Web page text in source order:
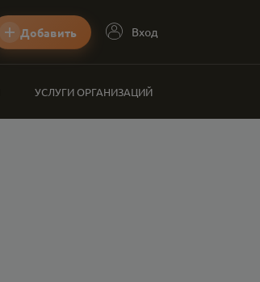
Добавить Вход
УСЛУГИ ОРГАНИЗАЦИЙ